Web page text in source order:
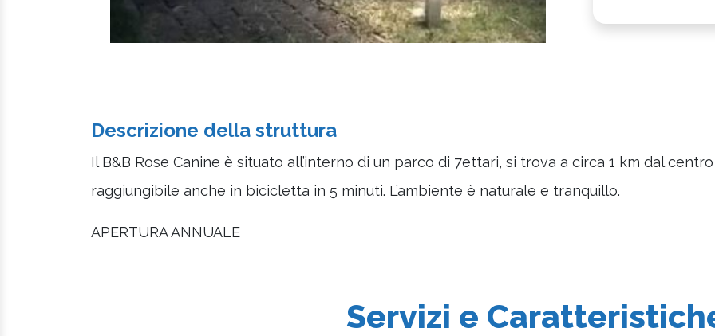
Descrizione della struttura
Il B&B Rose Canine è situato all’interno di un parco di 7ettari, si trova a circa 1 km dal
raggiungibile anche in bicicletta in 5 minuti. L’ambiente è naturale e tranquillo.
APERTURA ANNUALE
Servizi e